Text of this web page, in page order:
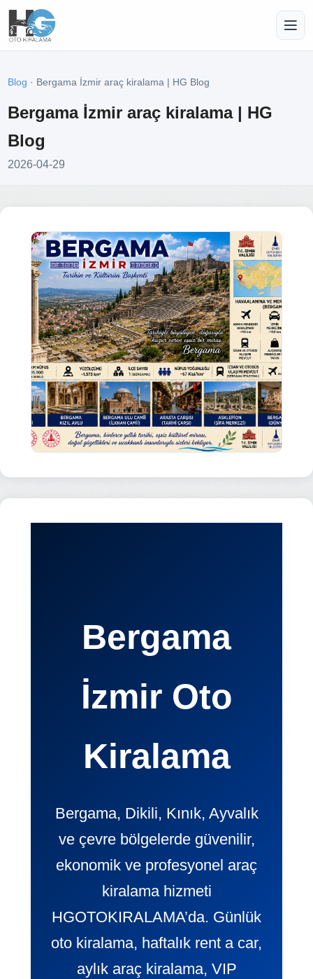
Blog · Bergama İzmir araç kiralama | HG Blog
Bergama İzmir araç kiralama | HG
Blog
2026-04-29
Bergama
İzmir Oto
Kiralama
Bergama, Dikili, Kınık, Ayvalık
ve çevre bölgelerde güvenilir,
ekonomik ve profesyonel araç
kiralama hizmeti
HGOTOKIRALAMA’da. Günlük
oto kiralama, haftalık rent a car,
aylık araç kiralama, VIP